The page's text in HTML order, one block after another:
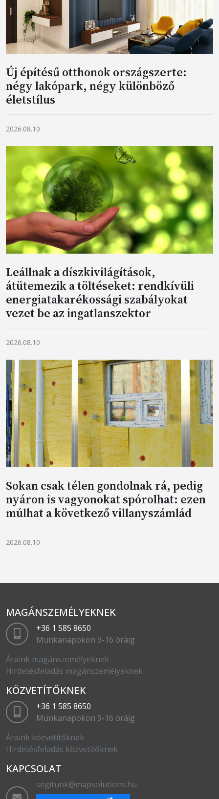
Új építésű otthonok országszerte:
négy lakópark, négy különböző
életstílus
2026.08.10
Leállnak a díszkivilágítások,
átütemezik a töltéseket: rendkívüli
energiatakarékossági szabályokat
vezet be az ingatlanszektor
2026.08.10
Sokan csak télen gondolnak rá, pedig
nyáron is vagyonokat spórolhat: ezen
múlhat a következő villanyszámlád
2026.08.10
MAGÁNSZEMÉLYEKNEK
+36 1 585 8650
Munkanapokon 9-16 óráig
Áraink magánszemélyeknek
Hirdetésfeladás magánszemélyeknek
KÖZVETÍTŐKNEK
+36 1 585 8650
Munkanapokon 9-16 óráig
Áraink közvetítőknek
Hirdetésfeladás közvetítőknek
KAPCSOLAT
segitunk@mapsolutions.hu